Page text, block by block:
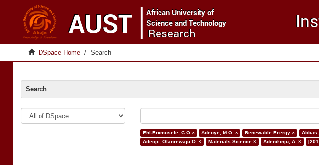
DSpace Home Search
Search
Ehi-Eromosele, C.O × Adeoye, M.O. × Renewable Energy ×
Adeojo, Olanrewaju O. ×
Materials Science × Adenikinju, A. ×